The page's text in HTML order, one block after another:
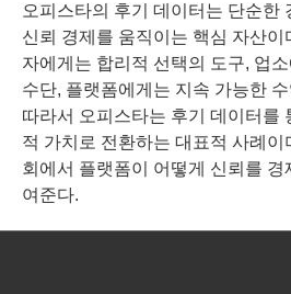
오피스타의 후기 데이터는 단순한
신뢰 경제를 움직이는 핵심 자산이
자에게는 합리적 선택의 도구, 업
수단, 플랫폼에게는 지속 가능한
따라서 오피스타는 후기 데이터를
적 가치로 전환하는 대표적 사례
회에서 플랫폼이 어떻게 신뢰를 경
여준다.